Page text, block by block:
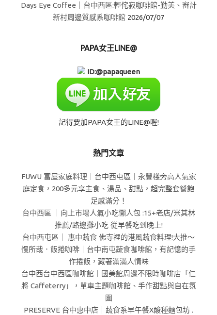
Days Eye Coffee｜台中西區:輕侘寂咖啡館-勤美、審計
新村周邊質感系咖啡館 2026/07/07
PAPA女王LINE@
ID:@papaqueen
記得要加PAPA女王的LINE@喔!
熱門文章
FUWU 富屋家庭料理｜台中西屯區｜永豐棧旁高人氣家
庭定食，200多元享主食、湯品、甜點，超完整套餐飽
足感滿分！
台中西區 ｜向上市場人氣小吃懶人包 :15+老店/米其林
推薦/路邊攤小吃 從早餐吃到晚上!
台中西屯區｜ 惠中蔬食 佛寺裡的港風蔬食料理!大推～
慢所哉．飯捲咖啡｜台中南屯蔬食咖啡館，有記憶的手
作捲飯，藏著滿滿人情味
台中西台中西區咖啡館｜國美館周邊不限時咖啡店「仁
將 Caffeterry」，單車主題咖啡館、手作甜點與自在氛
圍
PRESERVE 台中惠中店｜蔬食系早午餐X酸種麵包坊 .